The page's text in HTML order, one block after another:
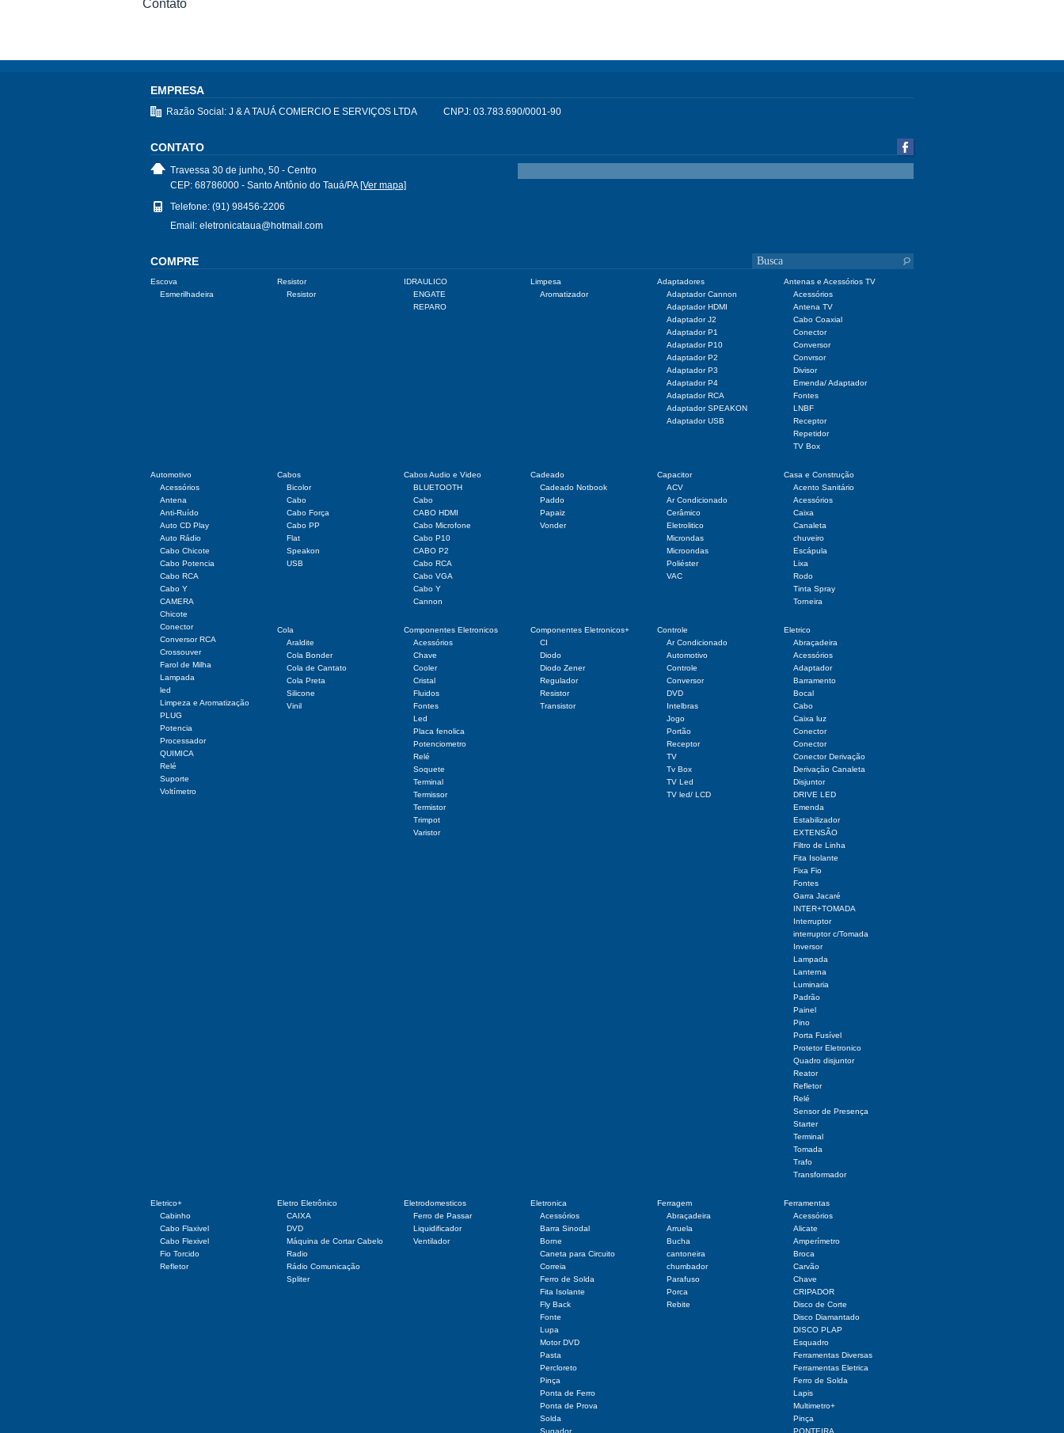
Contato
EMPRESA
Razão Social: J & A TAUÁ COMERCIO E SERVIÇOS LTDA CNPJ: 03.783.690/0001-90
CONTATO
Travessa 30 de junho, 50 - Centro
CEP: 68786000 - Santo Antônio do Tauá/PA [Ver mapa]
Telefone: (91) 98456-2206
Email: eletronicataua@hotmail.com
COMPRE
Escova
Esmerilhadeira
Resistor
Resistor
IDRAULICO
ENGATE
REPARO
Limpesa
Aromatizador
Adaptadores
Adaptador Cannon
Adaptador HDMI
Adaptador J2
Adaptador P1
Adaptador P10
Adaptador P2
Adaptador P3
Adaptador P4
Adaptador RCA
Adaptador SPEAKON
Adaptador USB
Antenas e Acessórios TV
Acessórios
Antena TV
Cabo Coaxial
Conector
Conversor
Convrsor
Divisor
Emenda/ Adaptador
Fontes
LNBF
Receptor
Repetidor
TV Box
Automotivo
Acessórios
Antena
Anti-Ruído
Auto CD Play
Auto Rádio
Cabo Chicote
Cabo Potencia
Cabo RCA
Cabo Y
CAMERA
Chicote
Conector
Conversor RCA
Crossouver
Farol de Milha
Lampada
led
Limpeza e Aromatização
PLUG
Potencia
Processador
QUIMICA
Relé
Suporte
Voltímetro
Cabos
Bicolor
Cabo
Cabo Força
Cabo PP
Flat
Speakon
USB
Cabos Audio e Video
BLUETOOTH
Cabo
CABO HDMI
Cabo Microfone
Cabo P10
CABO P2
Cabo RCA
Cabo VGA
Cabo Y
Cannon
Cadeado
Cadeado Notbook
Paddo
Papaiz
Vonder
Capacitor
ACV
Ar Condicionado
Cerâmico
Eletrolitico
Microndas
Microondas
Poliéster
VAC
Casa e Construção
Acento Sanitário
Acessórios
Caixa
Canaleta
chuveiro
Escápula
Lixa
Rodo
Tinta Spray
Torneira
Cola
Araldite
Cola Bonder
Cola de Cantato
Cola Preta
Silicone
Vinil
Componentes Eletronicos
Acessórios
Chave
Cooler
Cristal
Fluidos
Fontes
Led
Placa fenolica
Potenciometro
Relé
Soquete
Terminal
Termissor
Termistor
Trimpot
Varistor
Componentes Eletronicos+
CI
Diodo
Diodo Zener
Regulador
Resistor
Transistor
Controle
Ar Condicionado
Automotivo
Controle
Conversor
DVD
Intelbras
Jogo
Portão
Receptor
TV
Tv Box
TV Led
TV led/ LCD
Eletrico
Abraçadeira
Acessórios
Adaptador
Barramento
Bocal
Cabo
Caixa luz
Conector
Conector
Conector Derivação
Derivação Canaleta
Disjuntor
DRIVE LED
Emenda
Estabilizador
EXTENSÃO
Filtro de Linha
Fita Isolante
Fixa Fio
Fontes
Garra Jacaré
INTER+TOMADA
Interruptor
interruptor c/Tomada
Inversor
Lampada
Lanterna
Luminaria
Padrão
Painel
Pino
Porta Fusível
Protetor Eletronico
Quadro disjuntor
Reator
Refletor
Relé
Sensor de Presença
Starter
Terminal
Tomada
Trafo
Transformador
Eletrico+
Cabinho
Cabo Flaxivel
Cabo Flexivel
Fio Torcido
Refletor
Eletro Eletrônico
CAIXA
DVD
Máquina de Cortar Cabelo
Radio
Rádio Comunicação
Spliter
Eletrodomesticos
Ferro de Passar
Liquidificador
Ventilador
Eletronica
Acessórios
Barra Sinodal
Borne
Caneta para Circuito
Correia
Ferro de Solda
Fita Isolante
Fly Back
Fonte
Lupa
Motor DVD
Pasta
Percloreto
Pinça
Ponta de Ferro
Ponta de Prova
Solda
Sugador
Ferragem
Abraçadeira
Arruela
Bucha
cantoneira
chumbador
Parafuso
Porca
Rebite
Ferramentas
Acessórios
Alicate
Amperímetro
Broca
Carvão
Chave
CRIPADOR
Disco de Corte
Disco Diamantado
DISCO PLAP
Esquadro
Ferramentas Diversas
Ferramentas Eletrica
Ferro de Solda
Lapis
Multimetro+
Pinça
PONTEIRA